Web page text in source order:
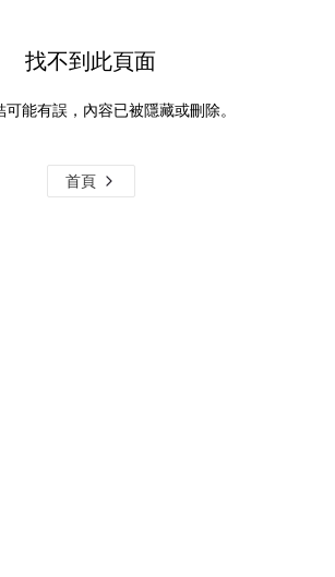
找不到此頁面
能有誤，內容已被隱藏或刪除。
首頁